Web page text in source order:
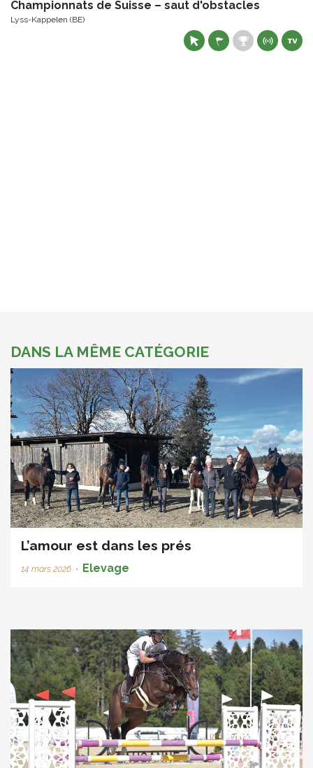
Championnats de Suisse – saut d'obstacles
Lyss-Kappelen (BE)
DANS LA MÊME CATÉGORIE
L’amour est dans les prés
14 mars 2026 • Elevage